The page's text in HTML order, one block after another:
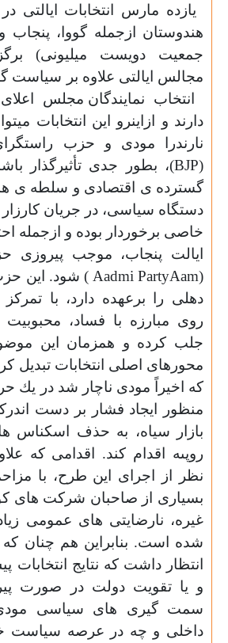
يازده مارس انتخابات ايالتى
هندوستان ازجمله گووا، پنجاب
جمعيت دويست ميليونى)
مجالس ايالتى علاوه بر سياست
انتخاب نمايندگان مجلس
دارند و ازاينرو اين انتخابات
نارندرا مودى و حزب
(
BJP)، بطور جدى تأثيرگذار
گسترده ى اقتصادى و سلطه ى
دستگاه سياسى، در جريان كارزار
خاصى برخوردار بوده و ازجمله
ايالت پنجاب، موجب پيروزى
(
Aam
Aadmi Party
) شود. اين
دهلى را برعهده دارد، با
روى مبارزه با فساد، محبوبيت
جلب كرده و همزمان اين
محورهاى اصلى انتخابات تبديل
كه اخيراً مودى ناچار شد در يك
منظور ايجاد فشار بر دست
بازار سياه، به حذف اسكناس
روپىه اقدام كند. اقدامى كه
نظر از اجراى اين طرح، با
بسيارى از صاحبان شركت هاى
غيره، نارضايتى هاى عمومى
شده است. بنابراين هم چنان
انتظار داشت كه نتايج انتخابات
و يا تقويت دولت در صورت
سمت گيرى هاى سياسى
داخلى و چه در عرصه سياست